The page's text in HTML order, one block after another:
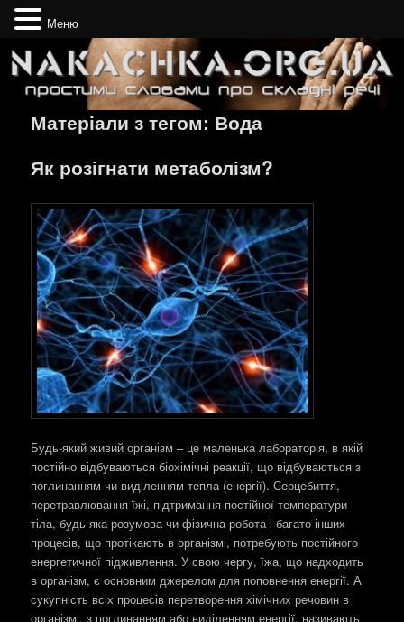
Nakachka.org.ua
Простими словами про складні речі
Матеріали з тегом: Вода
Як розігнати метаболізм?
Будь-який живий організм – це маленька лабораторія, в якій
постійно відбуваються біохімічні реакції, що відбуваються з
поглинанням чи виділенням тепла (енергії). Серцебиття,
перетравлювання їжі, підтримання постійної температури
тіла, будь-яка розумова чи фізична робота і багато інших
процесів, що протікають в організмі, потребують постійного
енергетичної підживлення. У свою чергу, їжа, що надходить
в організм, є основним джерелом для поповнення енергії. А
сукупність всіх процесів перетворення хімічних речовин в
організмі, з поглинанням або виділенням енергії, називають
Меню